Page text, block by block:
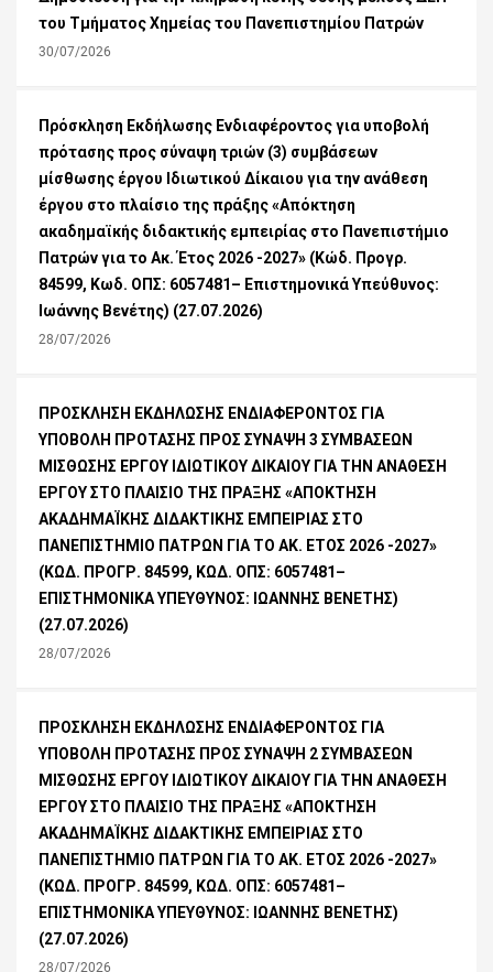
του Τμήματος Χημείας του Πανεπιστημίου Πατρών
30/07/2026
Πρόσκληση Εκδήλωσης Ενδιαφέροντος για υποβολή
πρότασης προς σύναψη τριών (3) συμβάσεων
μίσθωσης έργου Ιδιωτικού Δίκαιου για την ανάθεση
έργου στο πλαίσιο της πράξης «Απόκτηση
ακαδημαϊκής διδακτικής εμπειρίας στο Πανεπιστήμιο
Πατρών για το Ακ. Έτος 2026 -2027» (Κώδ. Προγρ.
84599, Κωδ. ΟΠΣ: 6057481– Επιστημονικά Υπεύθυνος:
Ιωάννης Βενέτης) (27.07.2026)
28/07/2026
ΠΡΟΣΚΛΗΣΗ ΕΚΔΗΛΩΣΗΣ ΕΝΔΙΑΦΕΡΟΝΤΟΣ ΓΙΑ
ΥΠΟΒΟΛΗ ΠΡΟΤΑΣΗΣ ΠΡΟΣ ΣΥΝΑΨΗ 3 ΣΥΜΒΑΣΕΩΝ
ΜΙΣΘΩΣΗΣ ΕΡΓΟΥ ΙΔΙΩΤΙΚΟΥ ΔΙΚΑΙΟΥ ΓΙΑ ΤΗΝ ΑΝΑΘΕΣΗ
ΕΡΓΟΥ ΣΤΟ ΠΛΑΙΣΙΟ ΤΗΣ ΠΡΑΞΗΣ «ΑΠΟΚΤΗΣΗ
ΑΚΑΔΗΜΑΪΚΗΣ ΔΙΔΑΚΤΙΚΗΣ ΕΜΠΕΙΡΙΑΣ ΣΤΟ
ΠΑΝΕΠΙΣΤΗΜΙΟ ΠΑΤΡΩΝ ΓΙΑ ΤΟ ΑΚ. ΕΤΟΣ 2026 -2027»
(ΚΩΔ. ΠΡΟΓΡ. 84599, ΚΩΔ. ΟΠΣ: 6057481–
ΕΠΙΣΤΗΜΟΝΙΚΑ ΥΠΕΥΘΥΝΟΣ: ΙΩΑΝΝΗΣ ΒΕΝΕΤΗΣ)
(27.07.2026)
28/07/2026
ΠΡΟΣΚΛΗΣΗ ΕΚΔΗΛΩΣΗΣ ΕΝΔΙΑΦΕΡΟΝΤΟΣ ΓΙΑ
ΥΠΟΒΟΛΗ ΠΡΟΤΑΣΗΣ ΠΡΟΣ ΣΥΝΑΨΗ 2 ΣΥΜΒΑΣΕΩΝ
ΜΙΣΘΩΣΗΣ ΕΡΓΟΥ ΙΔΙΩΤΙΚΟΥ ΔΙΚΑΙΟΥ ΓΙΑ ΤΗΝ ΑΝΑΘΕΣΗ
ΕΡΓΟΥ ΣΤΟ ΠΛΑΙΣΙΟ ΤΗΣ ΠΡΑΞΗΣ «ΑΠΟΚΤΗΣΗ
ΑΚΑΔΗΜΑΪΚΗΣ ΔΙΔΑΚΤΙΚΗΣ ΕΜΠΕΙΡΙΑΣ ΣΤΟ
ΠΑΝΕΠΙΣΤΗΜΙΟ ΠΑΤΡΩΝ ΓΙΑ ΤΟ ΑΚ. ΕΤΟΣ 2026 -2027»
(ΚΩΔ. ΠΡΟΓΡ. 84599, ΚΩΔ. ΟΠΣ: 6057481–
ΕΠΙΣΤΗΜΟΝΙΚΑ ΥΠΕΥΘΥΝΟΣ: ΙΩΑΝΝΗΣ ΒΕΝΕΤΗΣ)
(27.07.2026)
28/07/2026